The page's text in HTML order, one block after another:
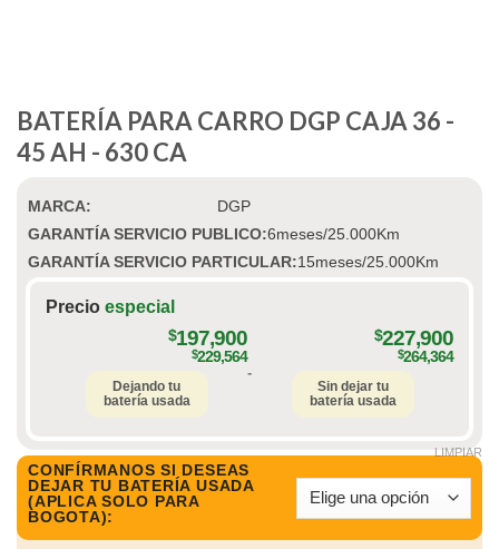
BATERÍA PARA CARRO DGP CAJA 36 -
45 AH - 630 CA
MARCA:
DGP
GARANTÍA SERVICIO PUBLICO:6meses/25.000Km
GARANTÍA SERVICIO PARTICULAR:15meses/25.000Km
Precio especial
$197,900
$229,564
Dejando tu
batería usada
-
$227,900
$264,364
Sin dejar tu
batería usada
CONFÍRMANOS SI DESEAS
DEJAR TU BATERÍA USADA
(APLICA SOLO PARA
BOGOTA):
LIMPIAR